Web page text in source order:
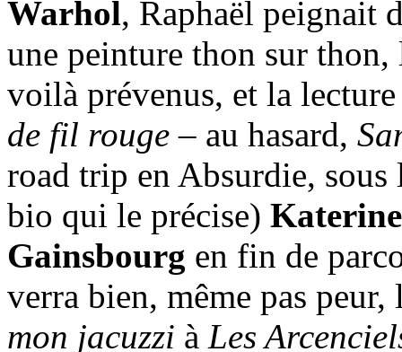
Warhol, Raphaël peignait
une peinture thon sur thon,
voilà prévenus, et la
de fil rouge – au hasard,
road trip en Absurdie, sous
bio qui le précise) Katerine
Gainsbourg en fin de
verra bien, même pas peur,
mon jacuzzi à Les